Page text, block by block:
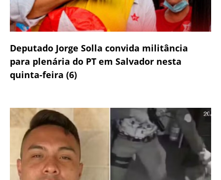
Deputado Jorge Solla convida militância
para plenária do PT em Salvador nesta
quinta-feira (6)